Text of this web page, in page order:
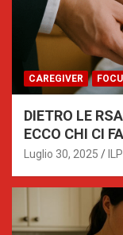
CAREGIVER
DIETRO LE
ECCO CHI CI
Luglio 30, 2025